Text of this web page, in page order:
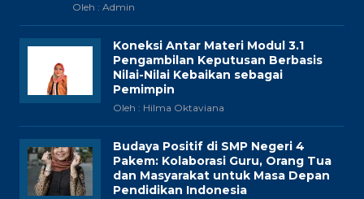
Oleh : Admin
Koneksi Antar Materi Modul 3.1
Pengambilan Keputusan Berbasis
Nilai-Nilai Kebaikan sebagai
Pemimpin
Oleh : Hilma Oktaviana
Budaya Positif di SMP Negeri 4
Pakem: Kolaborasi Guru, Orang Tua
dan Masyarakat untuk Masa Depan
Pendidikan Indonesia